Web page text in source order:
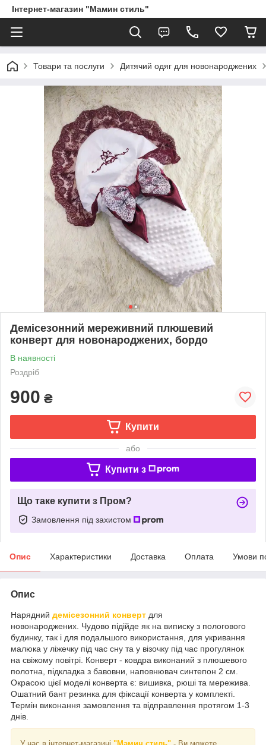
Інтернет-магазин "Мамин стиль"
Товари та послуги Дитячий одяг для новонароджених
Демісезонний мереживний плюшевий
конверт для новонароджених, бордо
В наявності
Роздріб
900 ₴
Купити
або
Купити з
Що таке купити з Пром?
Замовлення під захистом
Опис Характеристики Доставка Оплата Умови
Опис
Нарядний демісезонний конверт для
новонароджених. Чудово підійде як на виписку з пологового
будинку, так і для подальшого використання, для укривання
малюка у ліжечку під час сну та у візочку під час прогулянок
на свіжому повітрі. Конверт - ковдра виконаний з плюшевого
полотна, підкладка з бавовни, наповнювач синтепон 2 см.
Окрасою цієї моделі конверта є: вишивка, рюші та мережива.
Ошатний бант резинка для фіксації конверта у комплекті.
Термін виконання замовлення та відправлення протягом 1-3
днів.